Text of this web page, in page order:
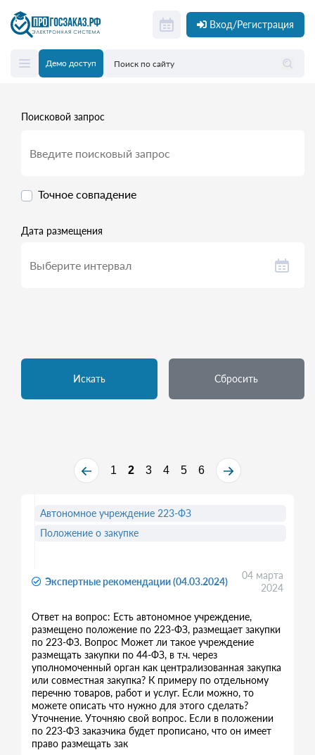
Вход/Регистрация
Демо доступ
Поисковой запрос
Точное совпадение
Дата размещения
Искать Сбросить
1 2 3 4 5 6
Экспертные рекомендации (04.03.2024)
04 марта
2024
Ответ на вопрос: Есть автономное учреждение,
размещено положение по 223-ФЗ, размещает закупки
по 223-ФЗ. Вопрос Может ли такое учреждение
размещать закупки по 44-ФЗ, в т.ч. через
уполномоченный орган как централизованная закупка
или совместная закупка? К примеру по отдельному
перечню товаров, работ и услуг. Если можно, то
можете описать что нужно для этого сделать?
Уточнение. Уточняю свой вопрос. Если в положении
по 223-ФЗ заказчика будет прописано, что он имеет
право размещать зак
Автономное учреждение 223-ФЗ
Положение о закупке